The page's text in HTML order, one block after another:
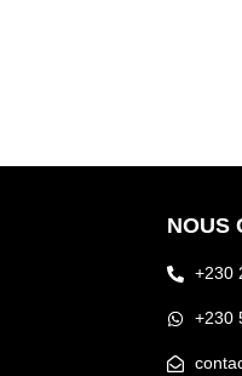
NOUS
+230
+230